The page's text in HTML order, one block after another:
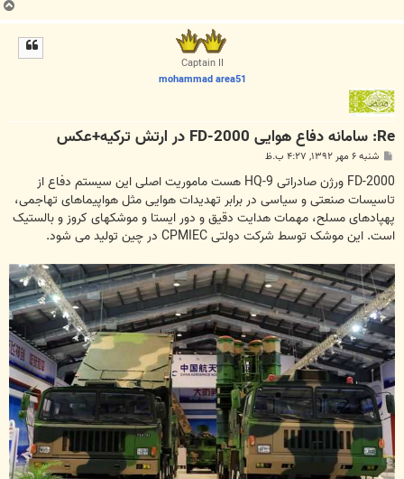
Captain II
mohammad area51
Re: سامانه دفاع هوایی FD-2000 در ارتش ترکیه+عکس
ت
شنبه ۶ مهر ۱۳۹۲, ۴:۲۷ ب.ظ
FD-2000 ورژن صادراتی HQ-9 هست ماموریت اصلی این سیستم دفاع از
تاسیسات صنعتی و سیاسی در برابر تهدیدات هوایی مثل هواپیماهای تهاجمی،
پهپادهای مسلح، مهمات هدایت دقیق و دور ایستا و موشکهای کروز و بالستیک
است. این موشک توسط شرکت دولتی CPMIEC در چین تولید می شود.